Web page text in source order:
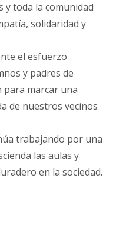
toda la comunidad
solidaridad y
el esfuerzo
y padres de
para marcar una
de nuestros vecinos
trabajando por una
las aulas y
en la sociedad.